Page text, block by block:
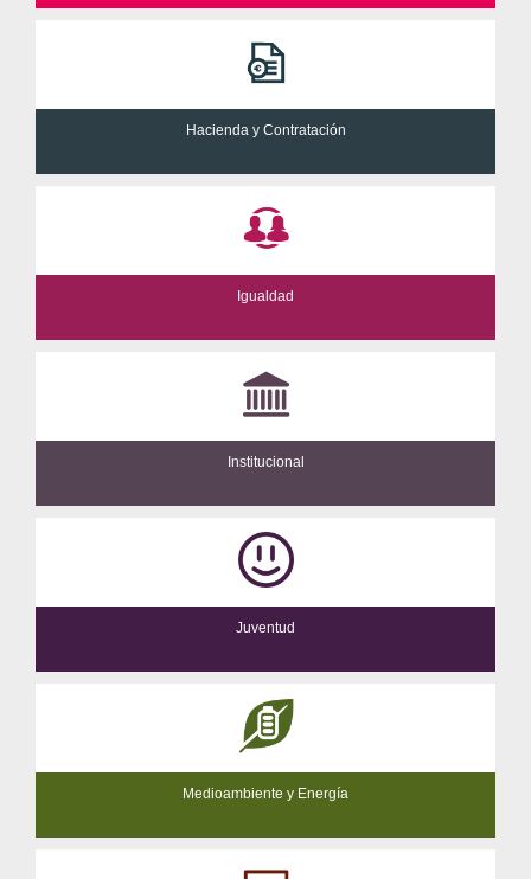
Hacienda y Contratación
Igualdad
Institucional
Juventud
Medioambiente y Energía